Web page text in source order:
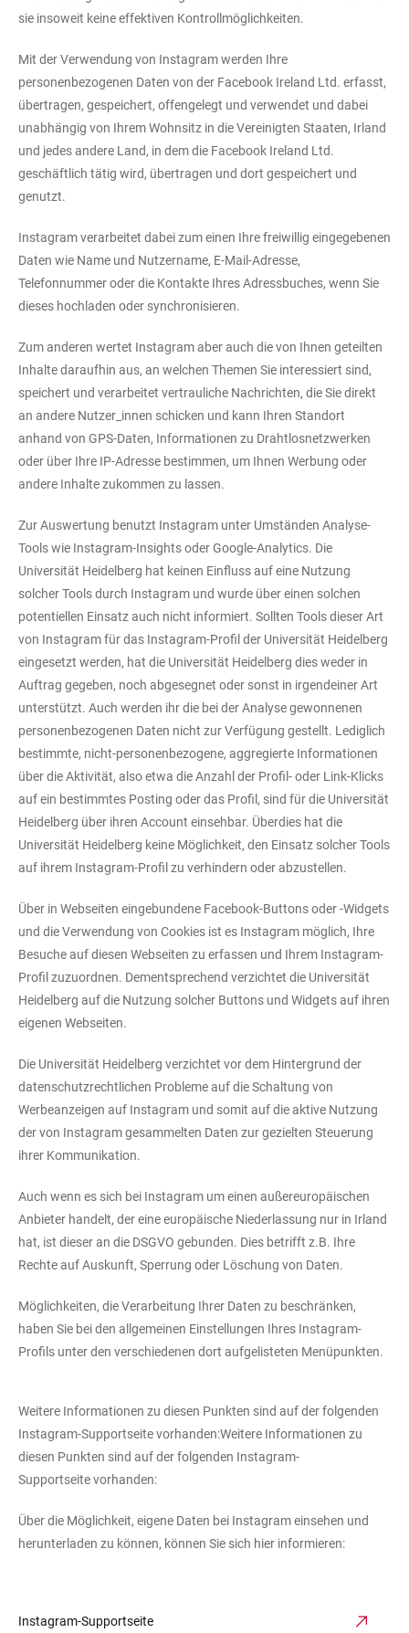
sie insoweit keine effektiven Kontrollmöglichkeiten.
Mit der Verwendung von Instagram werden Ihre
personenbezogenen Daten von der Facebook Ireland Ltd. erfasst,
übertragen, gespeichert, offengelegt und verwendet und dabei
unabhängig von Ihrem Wohnsitz in die Vereinigten Staaten, Irland
und jedes andere Land, in dem die Facebook Ireland Ltd.
geschäftlich tätig wird, übertragen und dort gespeichert und
genutzt.
Instagram verarbeitet dabei zum einen Ihre freiwillig eingegebenen
Daten wie Name und Nutzername, E-Mail-Adresse,
Telefonnummer oder die Kontakte Ihres Adressbuches, wenn Sie
dieses hochladen oder synchronisieren.
Zum anderen wertet Instagram aber auch die von Ihnen geteilten
Inhalte daraufhin aus, an welchen Themen Sie interessiert sind,
speichert und verarbeitet vertrauliche Nachrichten, die Sie direkt
an andere Nutzer_innen schicken und kann Ihren Standort
anhand von GPS-Daten, Informationen zu Drahtlosnetzwerken
oder über Ihre IP-Adresse bestimmen, um Ihnen Werbung oder
andere Inhalte zukommen zu lassen.
Zur Auswertung benutzt Instagram unter Umständen Analyse-
Tools wie Instagram-Insights oder Google-Analytics. Die
Universität Heidelberg hat keinen Einfluss auf eine Nutzung
solcher Tools durch Instagram und wurde über einen solchen
potentiellen Einsatz auch nicht informiert. Sollten Tools dieser Art
von Instagram für das Instagram-Profil der Universität Heidelberg
eingesetzt werden, hat die Universität Heidelberg dies weder in
Auftrag gegeben, noch abgesegnet oder sonst in irgendeiner Art
unterstützt. Auch werden ihr die bei der Analyse gewonnenen
personenbezogenen Daten nicht zur Verfügung gestellt. Lediglich
bestimmte, nicht-personenbezogene, aggregierte Informationen
über die Aktivität, also etwa die Anzahl der Profil- oder Link-Klicks
auf ein bestimmtes Posting oder das Profil, sind für die Universität
Heidelberg über ihren Account einsehbar. Überdies hat die
Universität Heidelberg keine Möglichkeit, den Einsatz solcher Tools
auf ihrem Instagram-Profil zu verhindern oder abzustellen.
Über in Webseiten eingebundene Facebook-Buttons oder -Widgets
und die Verwendung von Cookies ist es Instagram möglich, Ihre
Besuche auf diesen Webseiten zu erfassen und Ihrem Instagram-
Profil zuzuordnen. Dementsprechend verzichtet die Universität
Heidelberg auf die Nutzung solcher Buttons und Widgets auf ihren
eigenen Webseiten.
Die Universität Heidelberg verzichtet vor dem Hintergrund der
datenschutzrechtlichen Probleme auf die Schaltung von
Werbeanzeigen auf Instagram und somit auf die aktive Nutzung
der von Instagram gesammelten Daten zur gezielten Steuerung
ihrer Kommunikation.
Auch wenn es sich bei Instagram um einen außereuropäischen
Anbieter handelt, der eine europäische Niederlassung nur in Irland
hat, ist dieser an die DSGVO gebunden. Dies betrifft z.B. Ihre
Rechte auf Auskunft, Sperrung oder Löschung von Daten.
Möglichkeiten, die Verarbeitung Ihrer Daten zu beschränken,
haben Sie bei den allgemeinen Einstellungen Ihres Instagram-
Profils unter den verschiedenen dort aufgelisteten Menüpunkten.
Weitere Informationen zu diesen Punkten sind auf der folgenden
Instagram-Supportseite vorhanden:Weitere Informationen zu
diesen Punkten sind auf der folgenden Instagram-
Supportseite vorhanden:
Über die Möglichkeit, eigene Daten bei Instagram einsehen und
herunterladen zu können, können Sie sich hier informieren:
Instagram-Supportseite